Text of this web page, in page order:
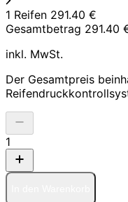
1 Reifen 291.40 €
Gesamtbetrag 291.40
inkl. MwSt.
Der Gesamtpreis
1